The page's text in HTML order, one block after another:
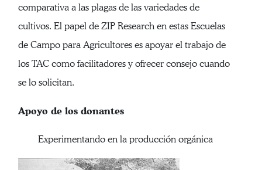
comparativa a las plagas de las variedades de
cultivos. El papel de ZIP Research en estas Escuelas
de Campo para Agricultores es apoyar el trabajo de
los TAC como facilitadores y ofrecer consejo cuando
se lo solicitan.
Apoyo de los donantes
Experimentando en la producción orgánica